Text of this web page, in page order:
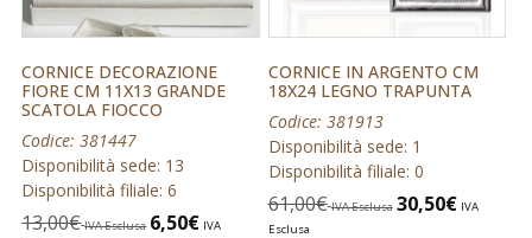
CORNICE DECORAZIONE
FIORE CM 11X13 GRANDE
SCATOLA FIOCCO
Codice: 381447
Disponibilità sede: 13
Disponibilità filiale: 6
13,00€ IVA Esclusa 6,50€ IVA
CORNICE IN ARGENTO CM
18X24 LEGNO TRAPUNTA
Codice: 381913
Disponibilità sede: 1
Disponibilità filiale: 0
61,00€ IVA Esclusa 30,50€ IVA
Esclusa